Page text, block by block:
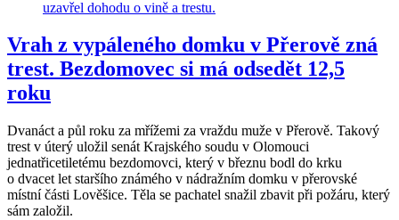
Vrah z vypáleného domku v Přerově zná
trest. Bezdomovec si má odsedět 12,5
roku
Dvanáct a půl roku za mřížemi za vraždu muže v Přerově. Takový
trest v úterý uložil senát Krajského soudu v Olomouci
jednatřicetiletému bezdomovci, který v březnu bodl do krku
o dvacet let staršího známého v nádražním domku v přerovské
místní části Lověšice. Těla se pachatel snažil zbavit při požáru, který
sám založil.